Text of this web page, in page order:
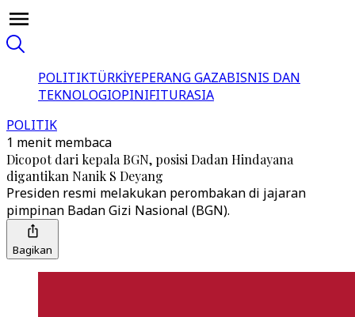
POLITIKTÜRKİYEPERANG GAZABISNIS DAN
TEKNOLOGIOPINIFITURASIA
POLITIK
1 menit membaca
Dicopot dari kepala BGN, posisi Dadan Hindayana
digantikan Nanik S Deyang
Presiden resmi melakukan perombakan di jajaran
pimpinan Badan Gizi Nasional (BGN).
Bagikan